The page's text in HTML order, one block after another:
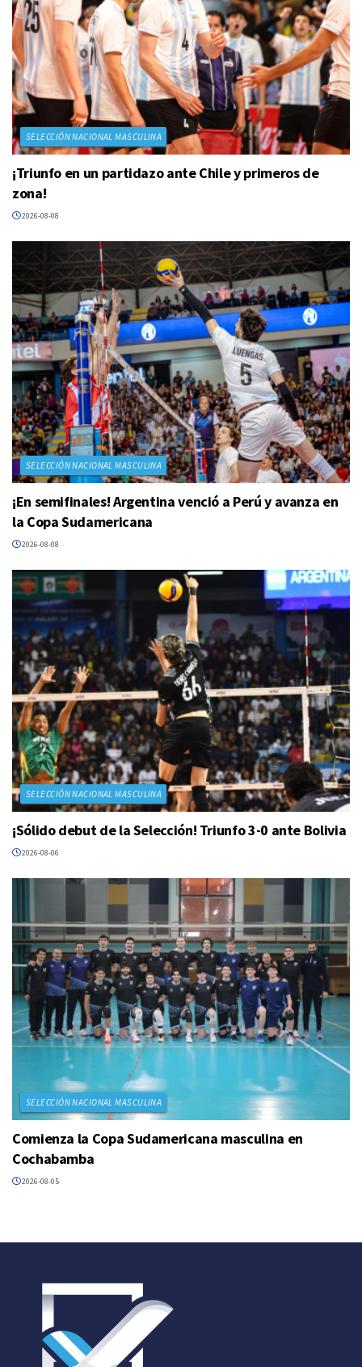
SELECCIÓN NACIONAL MASCULINA
¡Triunfo en un partidazo ante Chile y primeros de
zona!
2026-08-08
SELECCIÓN NACIONAL MASCULINA
¡En semifinales! Argentina venció a Perú y avanza en
la Copa Sudamericana
2026-08-08
SELECCIÓN NACIONAL MASCULINA
¡Sólido debut de la Selección! Triunfo 3-0 ante Bolivia
2026-08-06
SELECCIÓN NACIONAL MASCULINA
Comienza la Copa Sudamericana masculina en
Cochabamba
2026-08-05